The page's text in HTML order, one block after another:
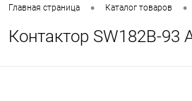
Главная страница • Каталог товаров •
Контактор SW182B-93